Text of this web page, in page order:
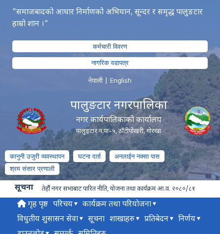
"समाजबादको आधार निर्माणको अभियान, सून्दर र समृद्ध पालुङटार
हाम्रो शान ।"
कर्मचारी विवरण
नागरिक वडापत्र
नेपाली English
पालुङटार नगरपालिका
नगर कार्यपालिकाको कार्यालय
पालुङ्टार न.पा–५, ठाँटीपोखरी, गोरखा
कानुनी उजुरी व्यवस्थापन घटना दर्ता
अनलाईन नक्सा पास
श्रम संसार प्रणाली
सूचना तेर्हौ नगर सभाबाट पारित नीति, योजना तथा कार्यक्रम आ.व. २०८०/८१
गृह पृष्ठ परिचय
कार्यक्रम तथा परियोजना
विधुतीय शुसासन सेवा
सूचना शाखाहरु प्रतिबेदन
निर्णय